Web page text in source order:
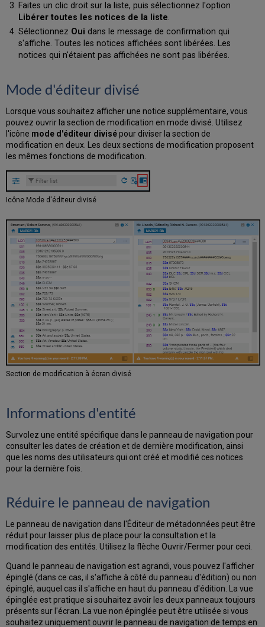
Faites un clic droit sur la liste, puis sélectionnez l'option
Libérer toutes les notices de la liste.
Sélectionnez Oui dans le message de confirmation qui
s'affiche. Toutes les notices affichées sont libérées. Les
notices qui n'étaient pas affichées ne sont pas libérées.
Mode d'éditeur divisé
Lorsque vous souhaitez afficher une notice supplémentaire, vous
pouvez ouvrir la section de modification en mode divisé. Utilisez
l'icône mode d'éditeur divisépour diviser la section de
modification en deux. Les deux sections de modification proposent
les mêmes fonctions de modification.
Icône Mode d'éditeur divisé
Section de modification à écran divisé
Informations d'entité
Survolez une entité spécifique dans le panneau de navigation pour
consulter les dates de création et de dernière modification, ainsi
que les noms des utilisateurs qui ont créé et modifié ces notices
pour la dernière fois.
Réduire le panneau de navigation
Le panneau de navigation dans l'Éditeur de métadonnées peut être
réduit pour laisser plus de place pour la consultation et la
modification des entités. Utilisez la flèche Ouvrir/Fermer pour ceci.
Quand le panneau de navigation est agrandi, vous pouvez l'afficher
épinglé (dans ce cas, il s'affiche à côté du panneau d'édition) ou non
épinglé, auquel cas il s'affiche en haut du panneau d'édition. La vue
épinglée est pratique si souhaitez avoir les deux panneaux toujours
présents sur l'écran. La vue non épinglée peut être utilisée si vous
souhaitez uniquement ouvrir le panneau de navigation de temps en